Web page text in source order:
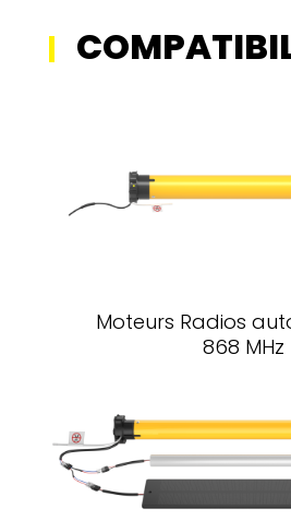
Moteurs Radios
868 MHz